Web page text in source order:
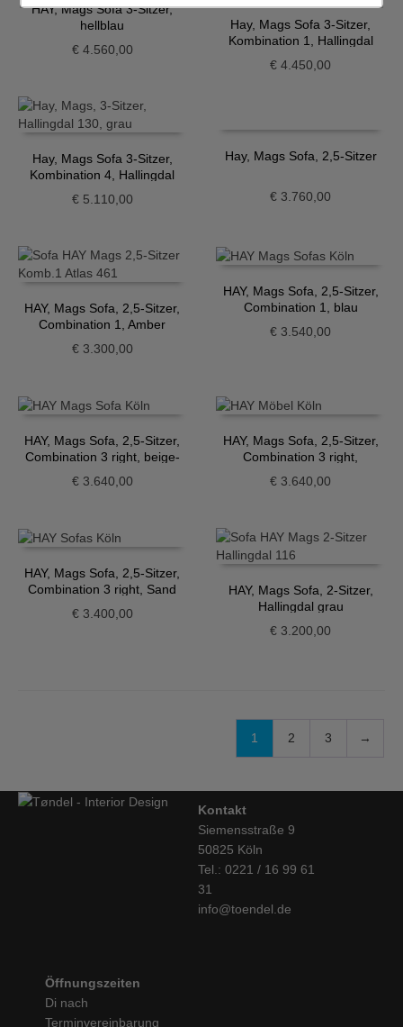
HAY, Mags Sofa 3-Sitzer,
hellblau
€4.560,00
Hay, Mags Sofa 3-Sitzer,
Kombination 1, Hallingdal
130
€ 4.450,00
Hay, Mags Sofa 3-Sitzer,
Kombination 4, Hallingdal
€5.110,00
Hay, Mags Sofa, 2,5-Sitzer
€ 3.760,00
HAY, Mags Sofa, 2,5-Sitzer,
Combination 1, Amber
€3.300,00
HAY, Mags Sofa, 2,5-Sitzer,
Combination 1, blau
€ 3.540,00
HAY, Mags Sofa, 2,5-Sitzer,
Combination 3 right, beige-
€3.640,00
HAY, Mags Sofa, 2,5-Sitzer,
Combination 3 right,
€ 3.640,00
HAY, Mags Sofa, 2,5-Sitzer,
Combination 3 right, Sand
€3.400,00
HAY, Mags Sofa, 2-Sitzer,
Hallingdal grau
€ 3.200,00
1 2 3 →
Kontakt
Siemensstraße 9
50825 Köln
Tel.: 0221 / 16 99 61
31
info@toendel.de
Öffnungszeiten
Di nach
Terminvereinbarung